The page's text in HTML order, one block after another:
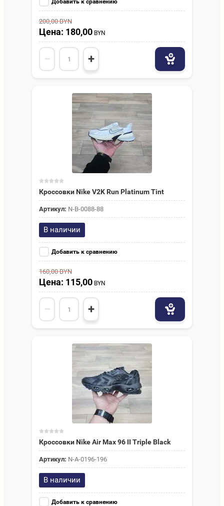
Добавить к сравнению
200,00BYN
Цена: 180,00 BYN
− +
Кроссовки Nike V2K Run Platinum Tint
Артикул: N-В-0088-88
В наличии
Добавить к сравнению
160,00BYN
Цена: 115,00 BYN
− +
Кроссовки Nike Air Max 96 II Triple Black
Артикул: N-A-0196-196
В наличии
Добавить к сравнению